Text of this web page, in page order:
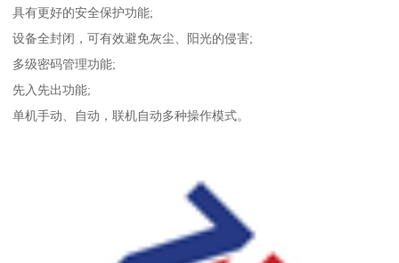
具有更好的安全保护功能;
设备全封闭，可有效避免灰尘、阳光的侵害;
多级密码管理功能;
先入先出功能;
单机手动、自动，联机自动多种操作模式。